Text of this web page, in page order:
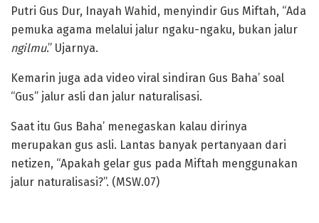
Putri Gus Dur, Inayah Wahid, menyindir Gus Miftah, “Ada
pemuka agama melalui jalur ngaku-ngaku, bukan jalur
ngilmu.” Ujarnya.
Kemarin juga ada video viral sindiran Gus Baha’ soal
“Gus” jalur asli dan jalur naturalisasi.
Saat itu Gus Baha’ menegaskan kalau dirinya
merupakan gus asli. Lantas banyak pertanyaan dari
netizen, “Apakah gelar gus pada Miftah menggunakan
jalur naturalisasi?”. (MSW.07)